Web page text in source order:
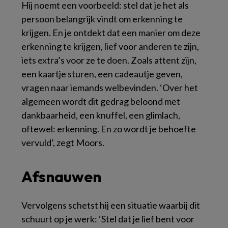
Hij noemt een voorbeeld: stel dat je het als
persoon belangrijk vindt om erkenning te
krijgen. En je ontdekt dat een manier om deze
erkenning te krijgen, lief voor anderen te zijn,
iets extra’s voor ze te doen. Zoals attent zijn,
een kaartje sturen, een cadeautje geven,
vragen naar iemands welbevinden. ‘Over het
algemeen wordt dit gedrag beloond met
dankbaarheid, een knuffel, een glimlach,
oftewel: erkenning. En zo wordt je behoefte
vervuld’, zegt Moors.
Afsnauwen
Vervolgens schetst hij een situatie waarbij dit
schuurt op je werk: ‘Stel dat je lief bent voor